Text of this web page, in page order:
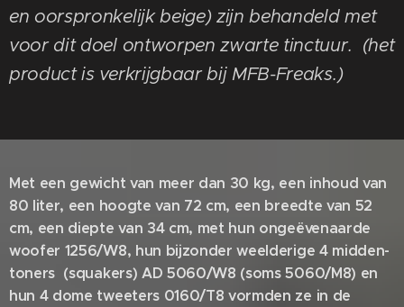
en oorspronkelijk beige)zijn behandeld met
voor dit doel ontworpen zwarte tinctuur. (het
product is verkrijgbaar bij MFB-Freaks.)
Met een gewicht van meer dan 30 kg, een inhoud van
80 liter, een hoogte van 72 cm, een breedte van 52
cm, een diepte van 34 cm, met hun ongeëvenaarde
woofer 1256/W8, hun bijzonder weelderige 4 midden-
toners (squakers) AD 5060/W8 (soms 5060/M8) en
hun 4 dome tweeters 0160/T8 vormden ze in de